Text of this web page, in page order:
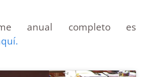
anual completo es